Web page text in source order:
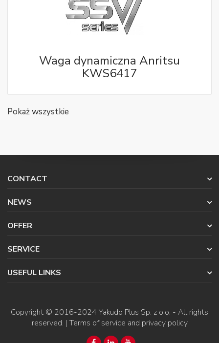
Waga dynamiczna Anritsu
KWS6417
Pokaż wszystkie
CONTACT
NEWS
OFFER
SERVICE
USEFUL LINKS
Copyright © 2016-2024 Yakudo Plus Sp. z o.o. - All rights
reserved. |Terms of service and privacy policy